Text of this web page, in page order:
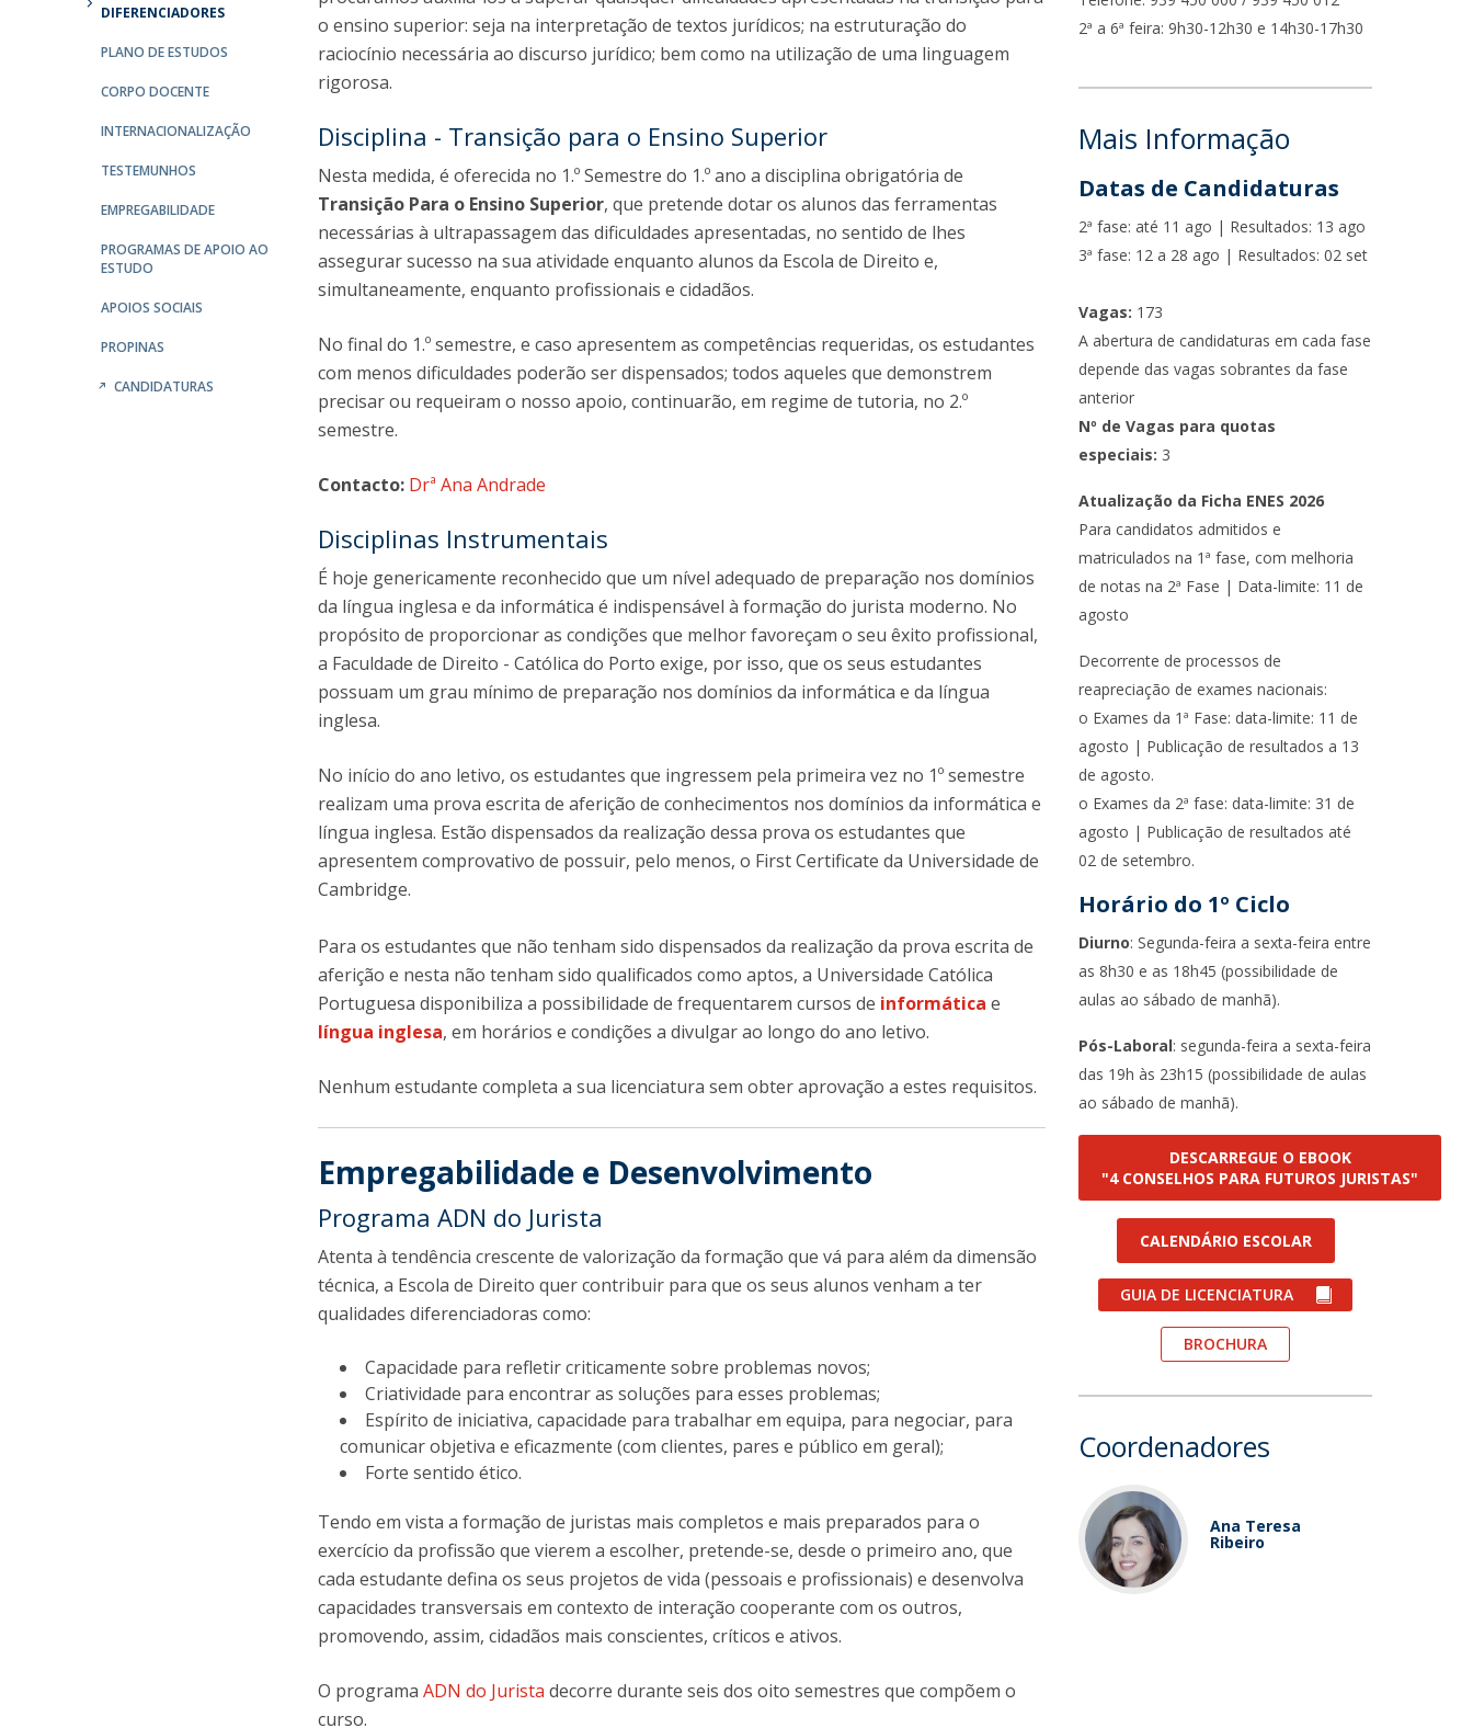
Ofertas de Emprego
DIFERENCIADORES
PLANO DE ESTUDOS
CORPO DOCENTE
INTERNACIONALIZAÇÃO
TESTEMUNHOS
EMPREGABILIDADE
PROGRAMAS DE APOIO AO
ESTUDO
APOIOS SOCIAIS
PROPINAS
CANDIDATURAS
o ensino superior: seja na interpretação de textos jurídicos; na estruturação do
raciocínio necessária ao discurso jurídico; bem como na utilização de uma linguagem
rigorosa.
Disciplina - Transição para o Ensino Superior
Nesta medida, é oferecida no 1.º Semestre do 1.º ano a disciplina obrigatória de
Transição Para o Ensino Superior, que pretende dotar os alunos das ferramentas
necessárias à ultrapassagem das dificuldades apresentadas, no sentido de lhes
assegurar sucesso na sua atividade enquanto alunos da Escola de Direito e,
simultaneamente, enquanto profissionais e cidadãos.
No final do 1.º semestre, e caso apresentem as competências requeridas, os estudantes
com menos dificuldades poderão ser dispensados; todos aqueles que demonstrem
precisar ou requeiram o nosso apoio, continuarão, em regime de tutoria, no 2.º
semestre.
Contacto: Drª Ana Andrade
Disciplinas Instrumentais
É hoje genericamente reconhecido que um nível adequado de preparação nos domínios
da língua inglesa e da informática é indispensável à formação do jurista moderno. No
propósito de proporcionar as condições que melhor favoreçam o seu êxito profissional,
a Faculdade de Direito - Católica do Porto exige, por isso, que os seus estudantes
possuam um grau mínimo de preparação nos domínios da informática e da língua
inglesa.
No início do ano letivo, os estudantes que ingressem pela primeira vez no 1º semestre
realizam uma prova escrita de aferição de conhecimentos nos domínios da informática e
língua inglesa. Estão dispensados da realização dessa prova os estudantes que
apresentem comprovativo de possuir, pelo menos, o First Certificate da Universidade de
Cambridge.
Para os estudantes que não tenham sido dispensados da realização da prova escrita de
aferição e nesta não tenham sido qualificados como aptos, a Universidade Católica
Portuguesa disponibiliza a possibilidade de frequentarem cursos de informática e
língua inglesa, em horários e condições a divulgar ao longo do ano letivo.
Nenhum estudante completa a sua licenciatura sem obter aprovação a estes requisitos.
Empregabilidade e Desenvolvimento
Programa ADN do Jurista
Atenta à tendência crescente de valorização da formação que vá para além da dimensão
técnica, a Escola de Direito quer contribuir para que os seus alunos venham a ter
qualidades diferenciadoras como:
Capacidade para refletir criticamente sobre problemas novos;
Criatividade para encontrar as soluções para esses problemas;
Espírito de iniciativa, capacidade para trabalhar em equipa, para negociar, para
comunicar objetiva e eficazmente (com clientes, pares e público em geral);
Forte sentido ético.
Tendo em vista a formação de juristas mais completos e mais preparados para o
exercício da profissão que vierem a escolher, pretende-se, desde o primeiro ano, que
cada estudante defina os seus projetos de vida (pessoais e profissionais) e desenvolva
capacidades transversais em contexto de interação cooperante com os outros,
promovendo, assim, cidadãos mais conscientes, críticos e ativos.
O programaADN do Jurista decorre durante seis dos oito semestres que compõem o
curso.
2ª a 6ª feira: 9h30-12h30 e 14h30-17h30
Mais Informação
Datas de Candidaturas
2ª fase: até 11 ago | Resultados: 13 ago
3ª fase: 12 a 28 ago | Resultados: 02 set
Vagas: 173
A abertura de candidaturas em cada fase
depende das vagas sobrantes da fase
anterior
Nº de Vagas para quotas
especiais: 3
Atualização da Ficha ENES 2026
Para candidatos admitidos e
matriculados na 1ª fase, com melhoria
de notas na 2ª Fase | Data-limite: 11 de
agosto
Decorrente de processos de
reapreciação de exames nacionais:
o Exames da 1ª Fase: data-limite: 11 de
agosto | Publicação de resultados a 13
de agosto.
o Exames da 2ª fase: data-limite: 31 de
agosto | Publicação de resultados até
02 de setembro.
Horário do 1º Ciclo
Diurno: Segunda-feira a sexta-feira entre
as 8h30 e as 18h45 (possibilidade de
aulas ao sábado de manhã).
Pós-Laboral: segunda-feira a sexta-feira
das 19h às 23h15 (possibilidade de aulas
ao sábado de manhã).
DESCARREGUE O EBOOK
"4 CONSELHOS PARA FUTUROS JURISTAS"
CALENDÁRIO ESCOLAR
GUIA DE LICENCIATURA
BROCHURA
Coordenadores
Ana Teresa
Ribeiro